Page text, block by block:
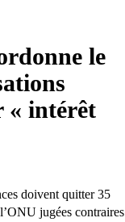
le
« intérêt
doivent quitter 35
jugées contraires